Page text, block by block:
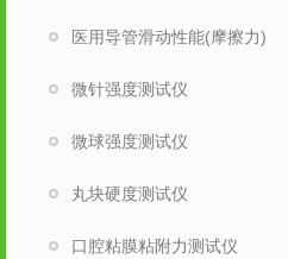
医用导管滑动性能(摩擦力)
微针强度测试仪
微球强度测试仪
丸块硬度测试仪
口腔粘膜粘附力测试仪